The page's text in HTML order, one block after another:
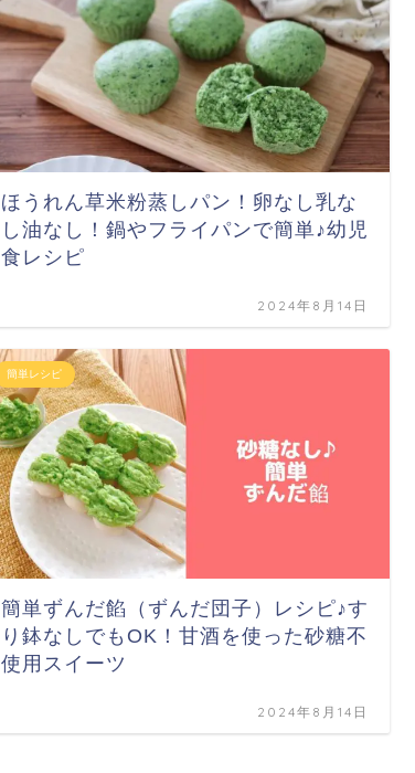
ほうれん草米粉蒸しパン！卵なし乳な
し油なし！鍋やフライパンで簡単♪幼児
食レシピ
2024年8月14日
簡単レシピ
簡単ずんだ餡（ずんだ団子）レシピ♪す
り鉢なしでもOK！甘酒を使った砂糖不
使用スイーツ
2024年8月14日